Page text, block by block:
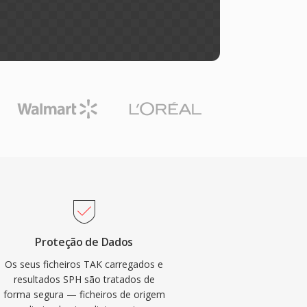
Proteção de Dados
Os seus ficheiros TAK carregados e
resultados SPH são tratados de
forma segura — ficheiros de origem